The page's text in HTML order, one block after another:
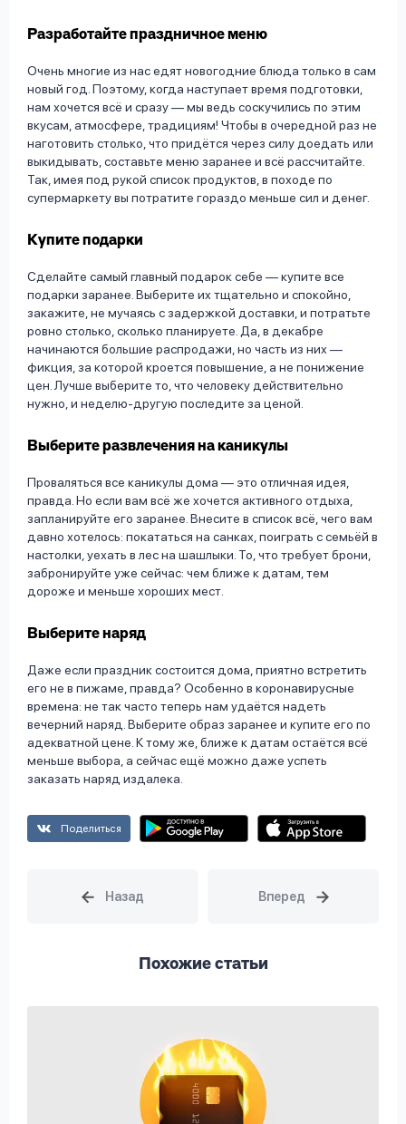
Разработайте праздничное меню
Очень многие из нас едят новогодние блюда только в сам
новый год. Поэтому, когда наступает время подготовки,
нам хочется всё и сразу — мы ведь соскучились по этим
вкусам, атмосфере, традициям! Чтобы в очередной раз не
наготовить столько, что придётся через силу доедать или
выкидывать, составьте меню заранее и всё рассчитайте.
Так, имея под рукой список продуктов, в походе по
супермаркету вы потратите гораздо меньше сил и денег.
Купите подарки
Сделайте самый главный подарок себе — купите все
подарки заранее. Выберите их тщательно и спокойно,
закажите, не мучаясь с задержкой доставки, и потратьте
ровно столько, сколько планируете. Да, в декабре
начинаются большие распродажи, но часть из них —
фикция, за которой кроется повышение, а не понижение
цен. Лучше выберите то, что человеку действительно
нужно, и неделю-другую последите за ценой.
Выберите развлечения на каникулы
Проваляться все каникулы дома — это отличная идея,
правда. Но если вам всё же хочется активного отдыха,
запланируйте его заранее. Внесите в список всё, чего вам
давно хотелось: покататься на санках, поиграть с семьёй в
настолки, уехать в лес на шашлыки. То, что требует брони,
забронируйте уже сейчас: чем ближе к датам, тем
дороже и меньше хороших мест.
Выберите наряд
Даже если праздник состоится дома, приятно встретить
его не в пижаме, правда? Особенно в коронавирусные
времена: не так часто теперь нам удаётся надеть
вечерний наряд. Выберите образ заранее и купите его по
адекватной цене. К тому же, ближе к датам остаётся всё
меньше выбора, а сейчас ещё можно даже успеть
заказать наряд издалека.
Поделиться
Похожие статьи